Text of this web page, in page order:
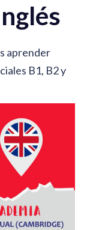
aprender
B1, B2 y